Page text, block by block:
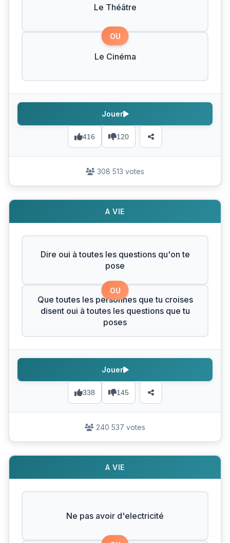
Le Théâtre
OU
Le Cinéma
416 120
Jouer
308 513 votes
A VIE
Dire oui à toutes les questions qu'on te
pose
OU
Que toutes les personnes que tu croises
disent oui à toutes les questions que tu
poses
338 145
Jouer
240 537 votes
A VIE
Ne pas avoir d'electricité